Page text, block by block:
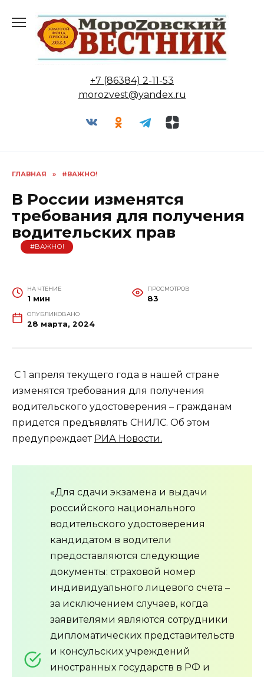
содержанию
+7 (86384) 2-11-53
morozvest@yandex.ru
ГЛАВНАЯ » #ВАЖНО!
В России изменятся
требования для получения
водительских прав
#ВАЖНО!
НА ЧТЕНИЕ
1 мин
ПРОСМОТРОВ
83
ОПУБЛИКОВАНО
28 марта, 2024
С 1 апреля текущего года в нашей стране
изменятся требования для получения
водительского удостоверения – гражданам
придется предъявлять СНИЛС. Об этом
предупреждает РИА Новости.
«Для сдачи экзамена и выдачи
российского национального
водительского удостоверения
кандидатом в водители
предоставляются следующие
документы: страховой номер
индивидуального лицевого счета –
за исключением случаев, когда
заявителями являются сотрудники
дипломатических представительств
и консульских учреждений
иностранных государств в РФ и